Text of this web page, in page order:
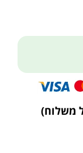
משלוח)